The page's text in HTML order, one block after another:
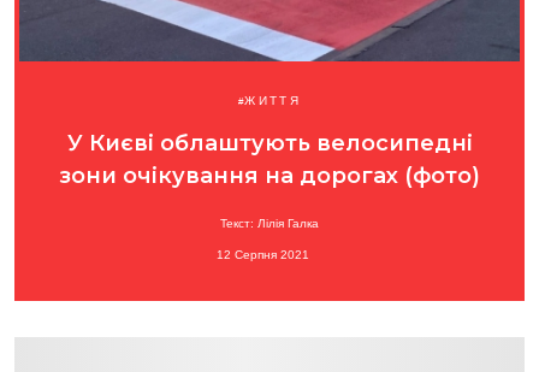
ЖИТТЯ
У Києві облаштують велосипедні
зони очікування на дорогах (фото)
Текст: Лілія Галка
12 Серпня 2021